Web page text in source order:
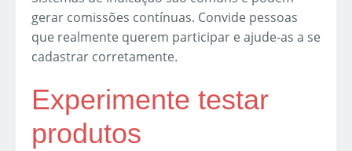
gerar comissões contínuas. Convide pessoas
que realmente querem participar e ajude-as a se
cadastrar corretamente.
Experimente testar
produtos